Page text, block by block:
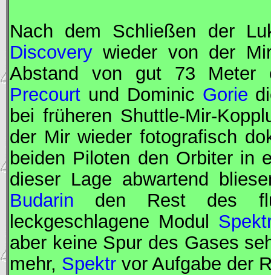
Nach dem Schließen der
Discovery wieder von der
Abstand von gut 73 Meter
Precourt und Dominic Gorie
bei früheren Shuttle-Mir-
der Mirwieder fotografisch
beiden Piloten den Orbiter in
dieser Lage abwartend
Budarin den Rest des
leckgeschlagene Modul Spektr
aber keine Spur des Gases
mehr, Spektr vor Aufgabe der